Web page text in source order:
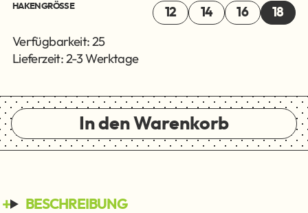
HAKENGRÖSSE 12 14 16 18
Verfügbarkeit: 25
Lieferzeit: 2-3 Werktage
In den Warenkorb
BESCHREIBUNG